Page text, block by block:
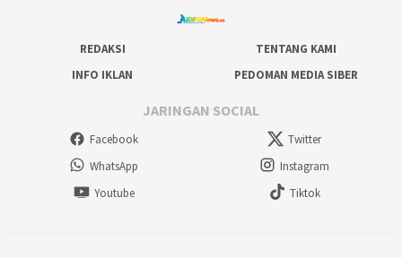
REDAKSI
TENTANG KAMI
INFO IKLAN
PEDOMAN MEDIA SIBER
JARINGAN SOCIAL
Facebook
Twitter
WhatsApp
Instagram
Youtube
Tiktok